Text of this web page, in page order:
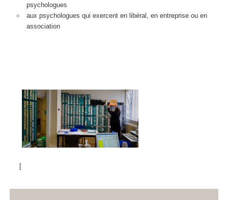
psychologues
aux psychologues qui exercent en libéral, en entreprise ou en
association
[